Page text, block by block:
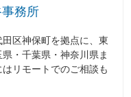
務所
区神保町を拠点に、東
・千葉県・神奈川県ま
リモートでのご相談も